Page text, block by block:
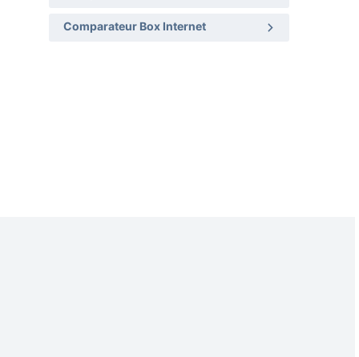
Comparateur Box Internet